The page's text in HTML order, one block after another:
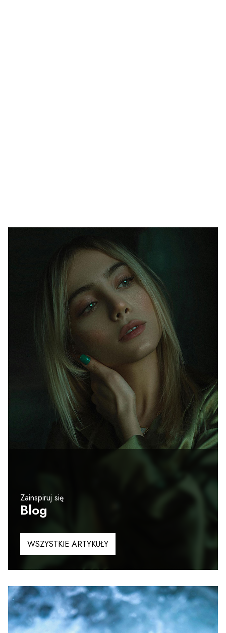
Zainspiruj się
Blog
WSZYSTKIE ARTYKUŁY